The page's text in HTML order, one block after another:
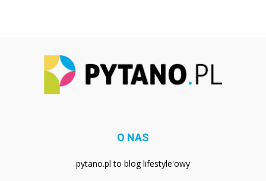
O NAS
pytano.pl to blog lifestyle'owy